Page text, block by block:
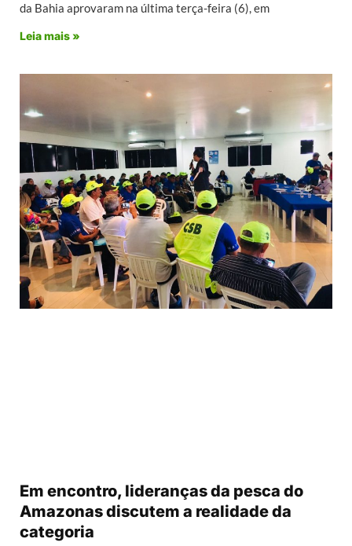
da Bahia aprovaram na última terça-feira (6), em
Leia mais »
Em encontro, lideranças da pesca do
Amazonas discutem a realidade da
categoria